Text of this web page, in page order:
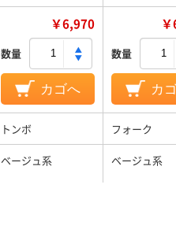
￥6,970
数量
カゴへ
数量
カ
トンボ フォーク
ベージュ系 ベージュ系